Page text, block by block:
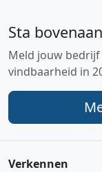
Sta
Meld jouw
vindbaarheid in
Verkennen